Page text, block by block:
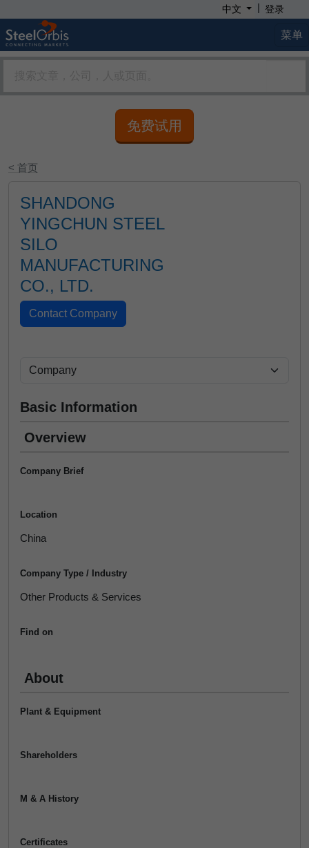
中文 | 登录
菜单
免费试用
< 首页
SHANDONG
YINGCHUN STEEL
SILO
MANUFACTURING
CO., LTD.
Basic Information
Overview
Company Brief
Location
China
Company Type / Industry
Other Products & Services
Find on
About
Plant & Equipment
Shareholders
M & A History
Certificates